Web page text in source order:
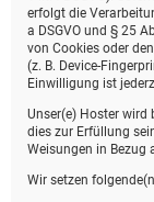
erfolgt die
a DSGVO und § 25
von Cookies oder
(z. B. Device-
Einwilligung ist
Unser(e) Hoster wird
dies zur Erfüllung
Weisungen in Bezug
Wir setzen